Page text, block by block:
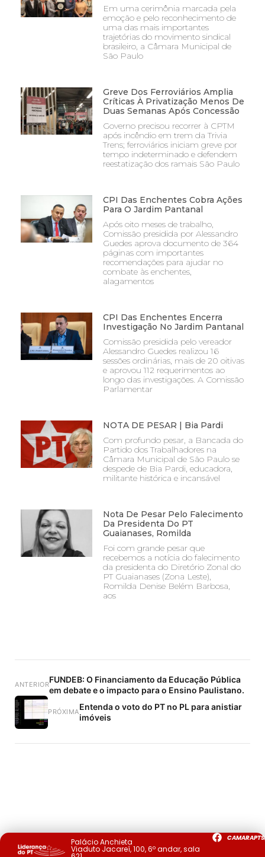
Em uma cerimônia marcada pela
emoção e pelo reconhecimento de
uma das mais importantes
trajetórias do movimento sindical
brasileiro, a Câmara Municipal de
São Paulo
Greve Dos Ferroviários Amplia
Críticas À Privatização Menos De
Duas Semanas Após Concessão
Governo precisou recorrer à CPTM
após incêndio em trem da Trivia
Trens; ferroviários iniciam greve por
tempo indeterminado e defendem
reestatização dos ramais São Paulo
CPI Das Enchentes Cobra Ações
Para O Jardim Pantanal
Após oito meses de trabalho,
Comissão presidida por Alessandro
Guedes aprova documento de 364
páginas com importantes
recomendações para ajudar no
combate às enchentes,
alagamentos
CPI Das Enchentes Encerra
Investigação No Jardim Pantanal
Comissão presidida pelo vereador
Alessandro Guedes realizou 16
sessões ordinárias, mais de 20 oitivas
e aprovou 112 requerimentos ao
longo das investigações. A Comissão
Parlamentar
NOTA DE PESAR | Bia Pardi
Com profundo pesar, a Bancada do
Partido dos Trabalhadores na
Câmara Municipal de São Paulo se
despede de Bia Pardi, educadora,
militante histórica e incansável
Nota De Pesar Pelo Falecimento
Da Presidenta Do PT
Guaianases, Romilda
Foi com grande pesar que
recebemos a notícia do falecimento
da presidenta do Diretório Zonal do
PT Guaianases (Zona Leste),
Romilda Denise Belém Barbosa,
aos
ANTERIORFUNDEB: O Financiamento da Educação Pública
em debate e o impacto para o Ensino Paulistano.
PRÓXIMAEntenda o voto do PT no PL para anistiar
imóveis
Palácio Anchieta
Viaduto Jacareí, 100, 6º andar, sala